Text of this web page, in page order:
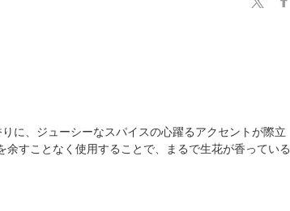
に、ジューシーなスパイスの心躍るアクセントが際立
すことなく使用することで、まるで生花が香っている